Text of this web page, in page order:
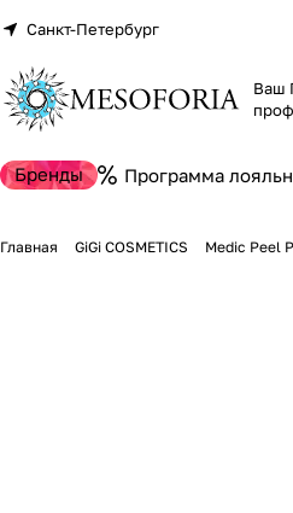
Санкт-Петербург
Ваш
Бренды Программа
Главная GiGi COSMETICS Medic Peel